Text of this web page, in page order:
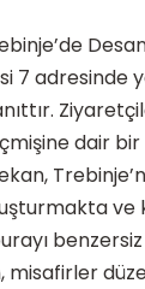
7 adresinde
dair bir
ve
benzersiz
misafirler